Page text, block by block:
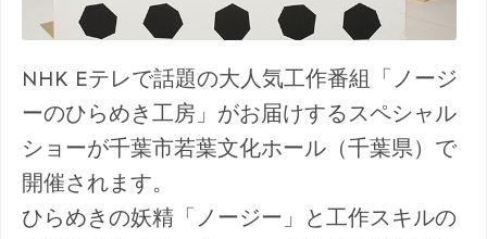
NHK Eテレで話題の大人気工作番組「ノージ
ーのひらめき工房」がお届けするスペシャル
ショーが千葉市若葉文化ホール（千葉県）で
開催されます。
ひらめきの妖精「ノージー」と工作スキルの